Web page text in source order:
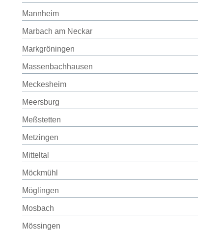
Mannheim
Marbach am Neckar
Markgröningen
Massenbachhausen
Meckesheim
Meersburg
Meßstetten
Metzingen
Mitteltal
Möckmühl
Möglingen
Mosbach
Mössingen